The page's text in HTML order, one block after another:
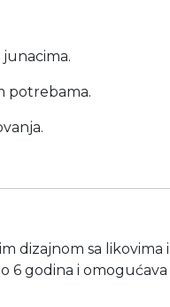
potrebama.
dizajnom sa likovima
6 godina i omogućava